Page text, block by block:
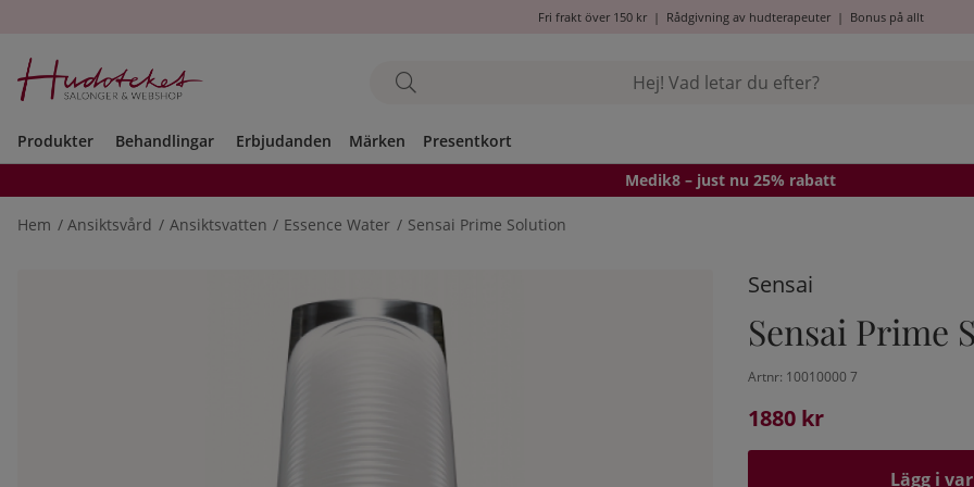
Fri frakt över 150 kr| Rådgivning av hudterapeuter| Bonus på allt
Produkter Behandlingar Erbjudanden Märken Presentkort
Medik8 – just nu 25% rabatt
Hem Ansiktsvård Ansiktsvatten Essence Water Sensai Prime Solution
Sensai
Sensai Prime
Artnr: 10010000 7
1880 kr
Lägg i